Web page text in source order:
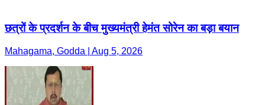
छत्रों के प्रदर्शन के बीच मुख्यमंत्री हेमंत सोरेन का बड़ा बयान
Mahagama, Godda | Aug 5, 2026